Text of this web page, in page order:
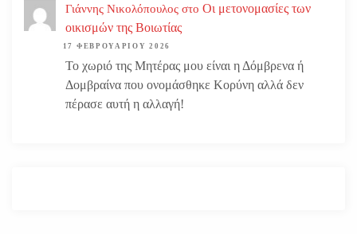
Γιάννης Νικολόπουλος στο Οι μετονομασίες των
οικισμών της Βοιωτίας
17 ΦΕΒΡΟΥΑΡΊΟΥ 2026
Το χωριό της Μητέρας μου είναι η Δόμβρενα ή
Δομβραίνα που ονομάσθηκε Κορύνη αλλά δεν
πέρασε αυτή η αλλαγή!